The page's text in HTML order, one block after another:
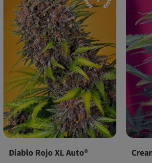
Diablo Rojo XL Auto®